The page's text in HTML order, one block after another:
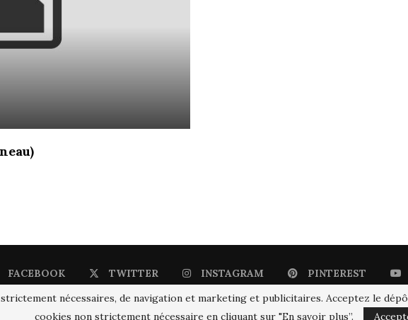
FACEBOOK TWITTER INSTAGRAM PINTEREST
nécessaires, de navigation et marketing et publicitaires. Acceptez le
cookies non strictement nécessaire en cliquant sur "En savoir plus”.